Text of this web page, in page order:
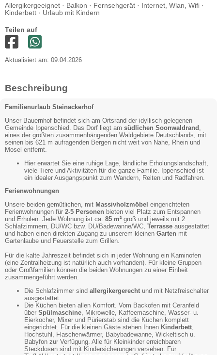
Allergikergeeignet · Balkon · Fernsehgerät · Internet, Wlan, Wifi ·
Kinderbett · Urlaub mit Kindern
Teilen auf
Aktualisiert am: 09.04.2026
Beschreibung
Familienurlaub Steinackerhof
Unser Bauernhof befindet sich am Ortsrand der idyllisch gelegenen
Gemeinde Ippenschied. Das Dorf liegt am südlichen Soonwaldrand
eines der größten zusammenhängenden Waldgebiete Deutschlands, mit
seinen bis 621 m aufragenden Bergen nicht weit von Nahe, Rhein und
Mosel entfernt.
Hier erwartet Sie eine ruhige Lage, ländliche Erholungslandschaft,
viele Tiere und Aktivitäten für die ganze Familie. Ippenschied ist
ein idealer Ausgangspunkt zum Wandern, Reiten und Radfahren.
Ferienwohnungen
Unsere beiden gemütlichen, mit Massivholzmöbel eingerichteten
Ferienwohnungen für 2-5 Personen bieten viel Platz zum Entspannen
und Erholen. Jede Wohnung ist ca. 85 m² groß und jeweils mit 2
Schlafzimmern, DU/WC bzw. DU/Badewanne/WC, Terrasse ausgestattet
und haben einen direkten Zugang zu unserem kleinen Garten mit
Gartenlaube und Feuerstelle zum Grillen.
Für die kalte Jahreszeit befindet sich in jeder Wohnung ein Kaminofen
(eine Zentralheizung ist natürlich auch vorhanden). Für kleine Gruppen
oder Großfamilien können die beiden Wohnungen zu einer Einheit
zusammengeführt werden.
Die Schlafzimmer sind allergikergerecht und mit Netzfreischalter
ausgestattet.
Die Küchen bieten allen Komfort. Vom Backofen mit Ceranfeld
über Spülmaschine , Mikrowelle, Kaffeemaschine, Wasser- u.
Eierkocher, Mixer und Pürierstab sind die Küchen komplett
eingerichtet. Für die kleinen Gäste stehen Ihnen Kinderbett
Hochstuhl, Flaschenwärmer, Babybadewanne, Wickeltisch u.
Babyfon zur Verfügung. Alle für Kleinkinder erreichbaren
Steckdosen sind mit Kindersicherungen versehen. Für